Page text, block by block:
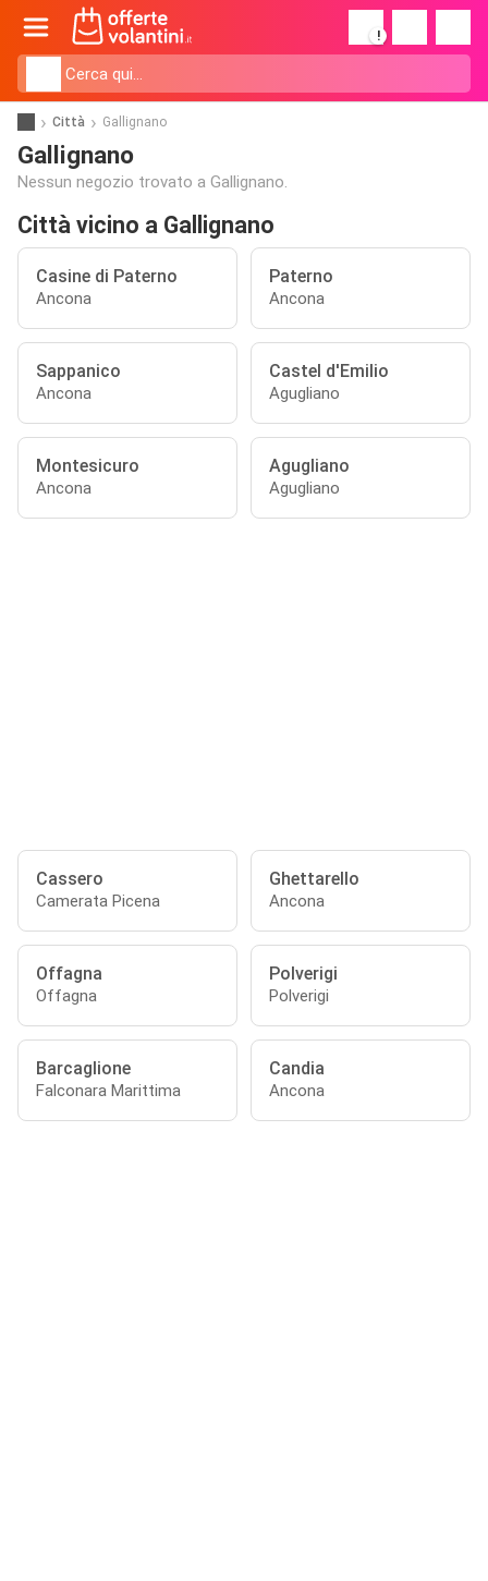
!
Città Gallignano
Gallignano
Nessun negozio trovato a Gallignano.
Città vicino a Gallignano
Casine di Paterno
Ancona
Paterno
Ancona
Sappanico
Ancona
Castel d'Emilio
Agugliano
Montesicuro
Ancona
Agugliano
Agugliano
Cassero
Camerata Picena
Ghettarello
Ancona
Offagna
Offagna
Polverigi
Polverigi
Barcaglione
Falconara Marittima
Candia
Ancona